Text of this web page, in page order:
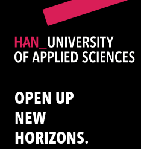
OPEN UP
NEW
HORIZONS.